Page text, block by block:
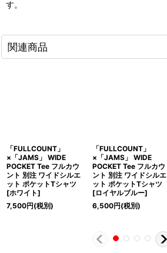
す。
関連商品
「FULLCOUNT」
×「JAMS」 WIDE
POCKET Tee フルカウ
ント 別注 ワイドシルエ
ット ポケットTシャツ
[ホワイト]
7,500円(税別)
「FULLCOUNT」
×「JAMS」 WIDE
POCKET Tee フルカウ
ント 別注 ワイドシルエ
ット ポケットTシャツ
[ロイヤルブルー]
6,500円(税別)